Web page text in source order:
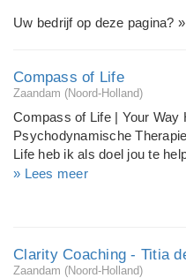
Uw bedrijf op deze pagina?
Compass of Life
Zaandam (Noord-Holland)
Compass of Life | Your Way
Psychodynamische
Life heb ik als doel jou te
te halen. Om te beginnen
mens en jouw behoeften te
dynamische wijze diverse
jouw navigator zijn, zodat je
WIE? Zit je al een tijdje niet
» Lees meer
Clarity Coaching - Titia
Zaandam (Noord-Holland)